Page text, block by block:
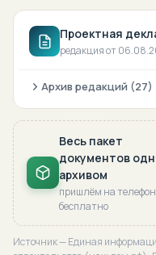
Проектная
редакция от
Архив редакций (27)
Весь пакет
документов
архивом
пришлём на телефон
бесплатно
Источник — Единая